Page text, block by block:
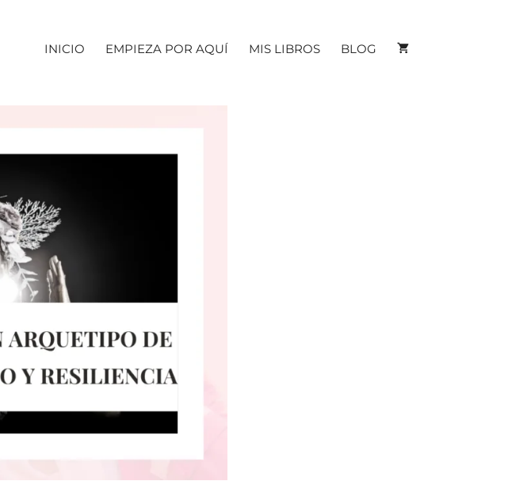
INICIO EMPIEZA POR AQUÍ MIS LIBROS BLOG